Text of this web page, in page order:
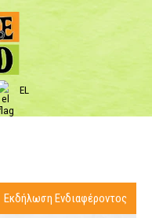
EL
Εκδήλωση Ενδιαφέροντος